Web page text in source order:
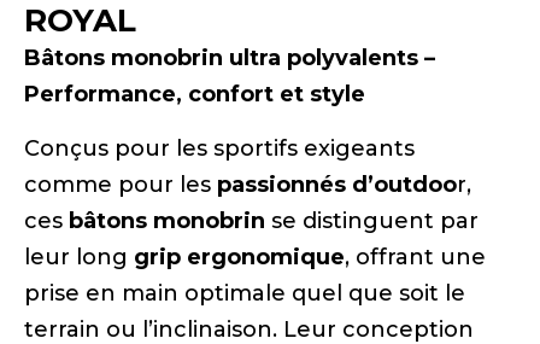
ROYAL
Bâtons monobrin ultra polyvalents –
Performance, confort et style
Conçus pour les sportifs exigeants
comme pour les passionnés d’outdoor,
ces bâtons monobrin se distinguent par
leur long grip ergonomique, offrant une
prise en main optimale quel que soit le
terrain ou l’inclinaison. Leur conception